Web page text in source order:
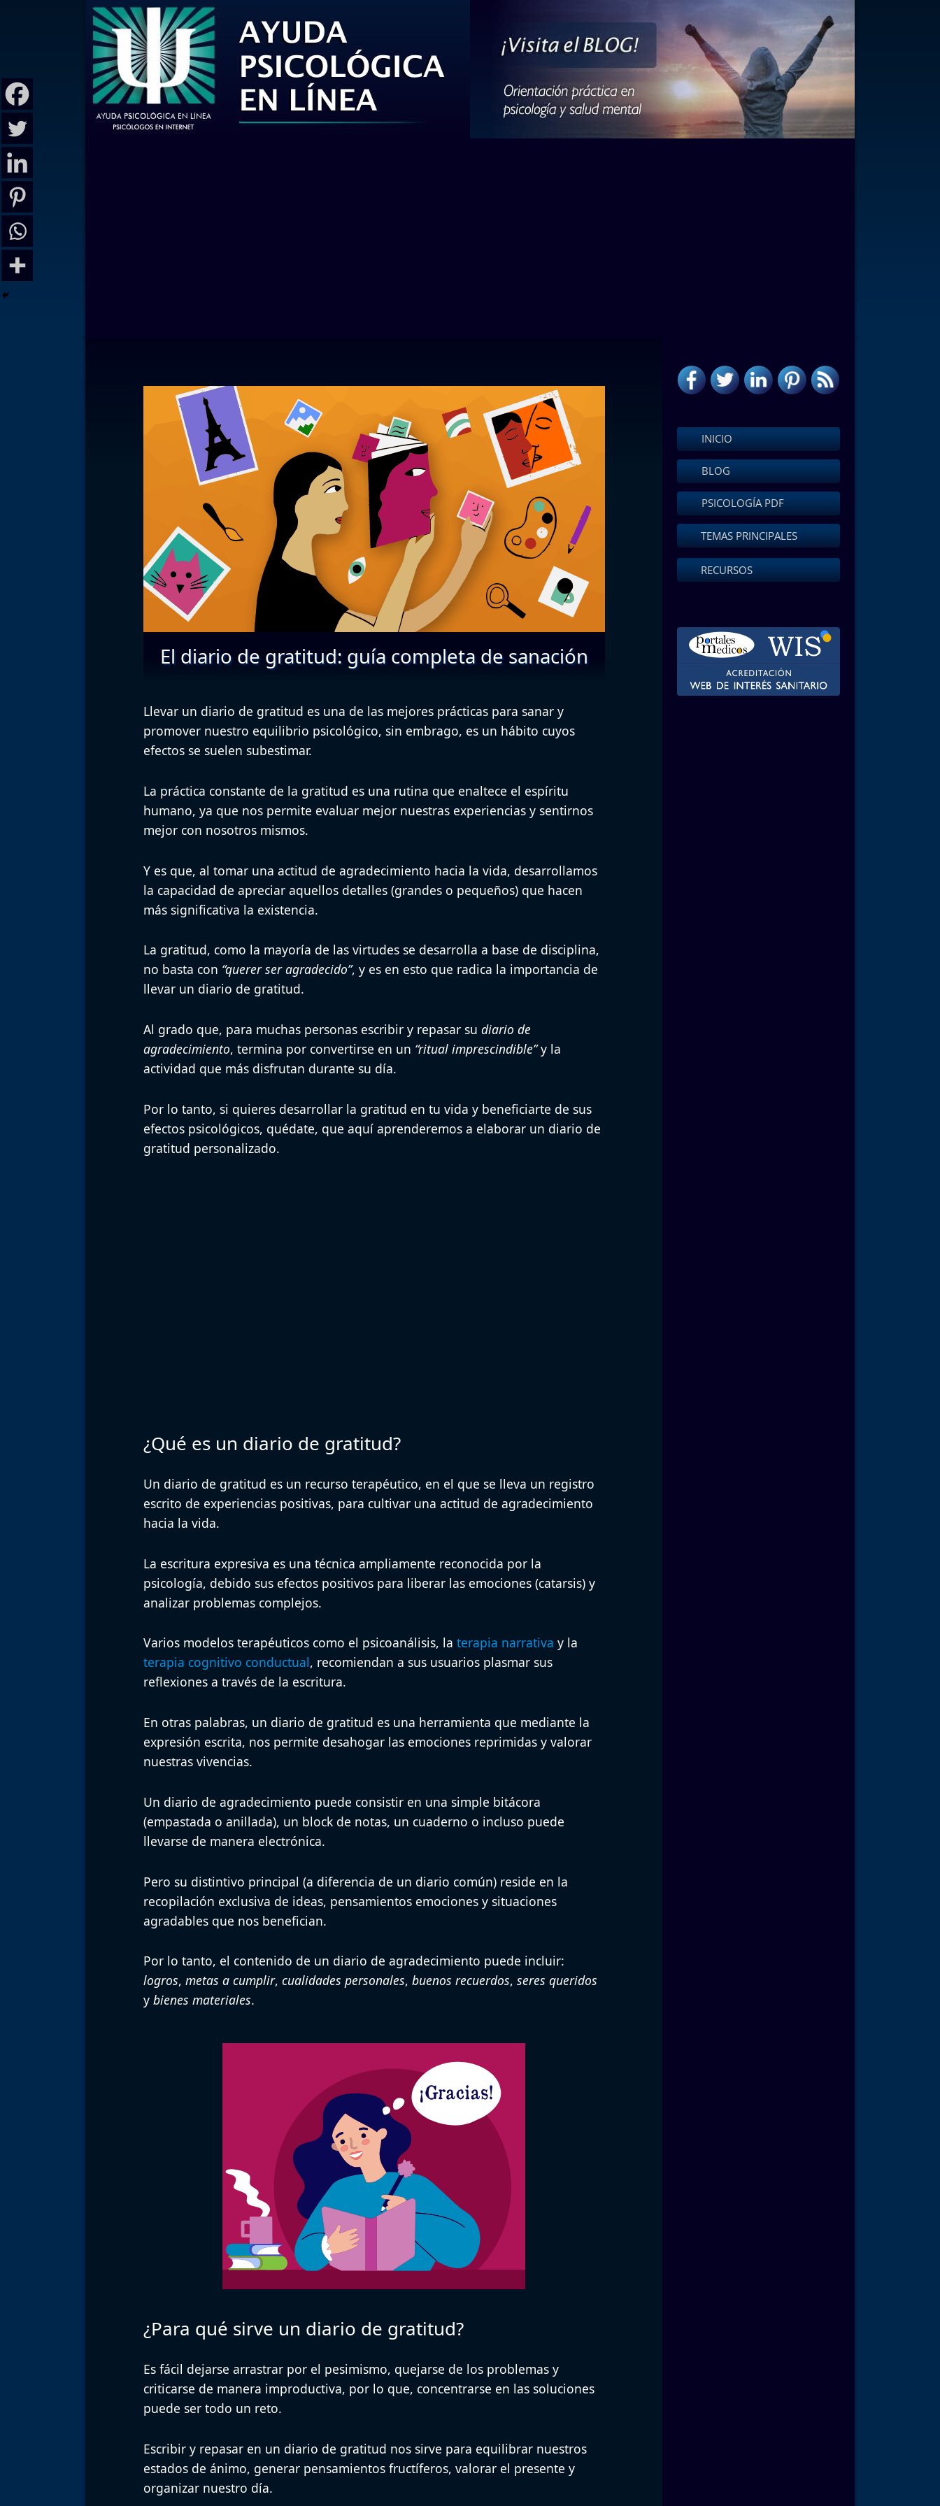
El diario de gratitud: guía completa de sanación
Llevar un diario de gratitud es una de las mejores prácticas para sanar y
promover nuestro equilibrio psicológico, sin embrago, es un hábito cuyos
efectos se suelen subestimar.
La práctica constante de la gratitud es una rutina que enaltece el espíritu
humano, ya que nos permite evaluar mejor nuestras experiencias y sentirnos
mejor con nosotros mismos.
Y es que, al tomar una actitud de agradecimiento hacia la vida, desarrollamos
la capacidad de apreciar aquellos detalles (grandes o pequeños) que hacen
más significativa la existencia.
La gratitud, como la mayoría de las virtudes se desarrolla a base de disciplina,
no basta con “querer ser agradecido”, y es en esto que radica la importancia de
llevar un diario de gratitud.
Al grado que, para muchas personas escribir y repasar su diario de
agradecimiento, termina por convertirse en un “ritual imprescindible”y la
actividad que más disfrutan durante su día.
Por lo tanto, si quieres desarrollar la gratitud en tu vida y beneficiarte de sus
efectos psicológicos, quédate, que aquí aprenderemos a elaborar un diario de
gratitud personalizado.
¿Qué es un diario de gratitud?
Un diario de gratitud es un recurso terapéutico, en el que se lleva un registro
escrito de experiencias positivas, para cultivar una actitud de agradecimiento
hacia la vida.
La escritura expresiva es una técnica ampliamente reconocida por la
psicología, debido sus efectos positivos para liberar las emociones (catarsis) y
analizar problemas complejos.
Varios modelos terapéuticos como el psicoanálisis, la terapia narrativa y la
terapia cognitivo conductual, recomiendan a sus usuarios plasmar sus
reflexiones a través de la escritura.
En otras palabras, un diario de gratitud es una herramienta que mediante la
expresión escrita, nos permite desahogar las emociones reprimidas y valorar
nuestras vivencias.
Un diario de agradecimiento puede consistir en una simple bitácora
(empastada o anillada), un block de notas, un cuaderno o incluso puede
llevarse de manera electrónica.
Pero su distintivo principal (a diferencia de un diario común) reside en la
recopilación exclusiva de ideas, pensamientos emociones y situaciones
agradables que nos benefician.
Por lo tanto, el contenido de un diario de agradecimiento puede incluir:
logros, metas a cumplir, cualidades personales, buenos recuerdos, seres queridos
y bienes materiales.
¿Para qué sirve un diario de gratitud?
Es fácil dejarse arrastrar por el pesimismo, quejarse de los problemas y
criticarse de manera improductiva, por lo que, concentrarse en las soluciones
puede ser todo un reto.
Escribir y repasar en un diario de gratitud nos sirve para equilibrar nuestros
estados de ánimo, generar pensamientos fructíferos, valorar el presente y
organizar nuestro día.
INICIO
BLOG
PSICOLOGÍA PDF
TEMAS PRINCIPALES
RECURSOS